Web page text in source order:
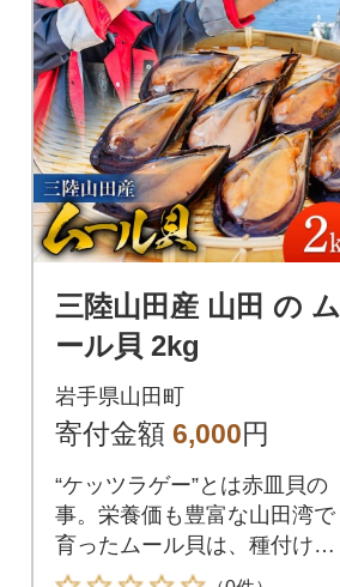
三陸山田産 山田 の ム
ール貝 2kg
岩手県山田町
寄付金額 6,000円
“ケッツラゲー”とは赤皿貝の
事。栄養価も豊富な山田湾で
育ったムール貝は、種付けか
ら2~3年経過して成長した物